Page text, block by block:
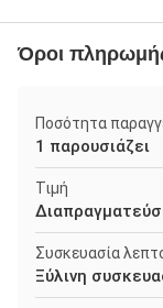
Όροι
Ποσότητα
1 παρουσιάζει
Τιμή
Συσκευασία
Ξύλινη